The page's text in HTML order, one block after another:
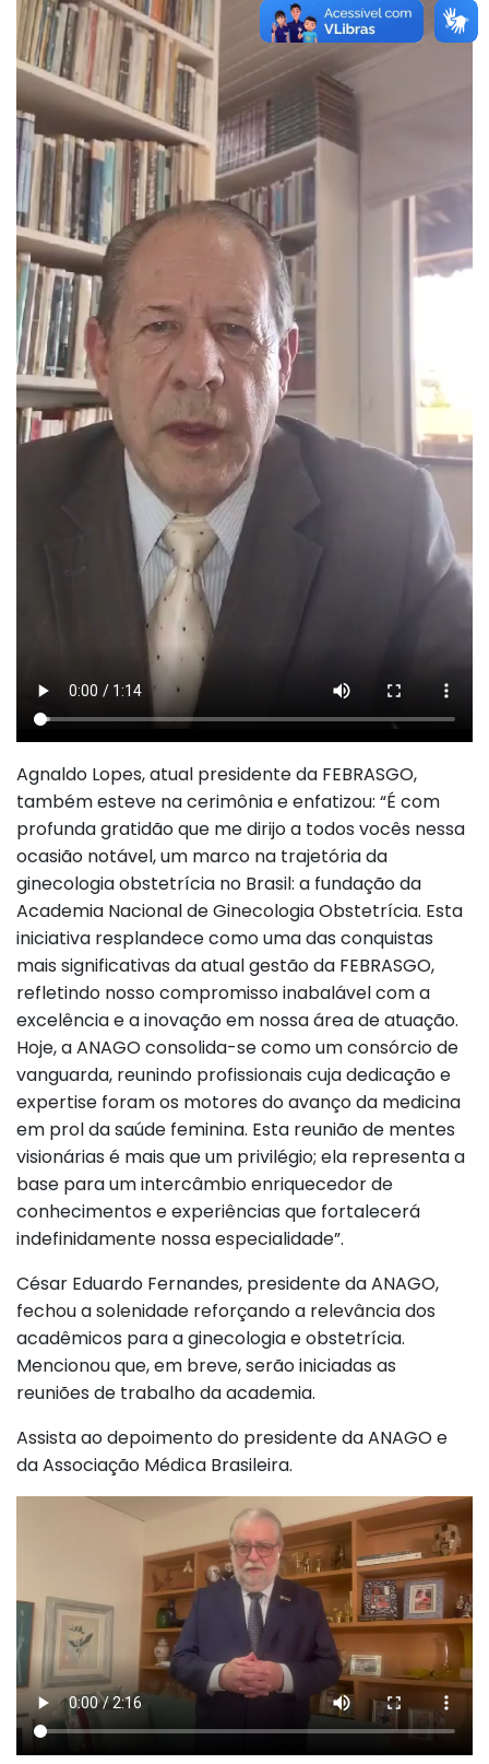
Agnaldo Lopes, atual presidente da FEBRASGO,
também esteve na cerimônia e enfatizou: “É com
profunda gratidão que me dirijo a todos vocês nessa
ocasião notável, um marco na trajetória da
ginecologia obstetrícia no Brasil: a fundação da
Academia Nacional de Ginecologia Obstetrícia. Esta
iniciativa resplandece como uma das conquistas
mais significativas da atual gestão da FEBRASGO,
refletindo nosso compromisso inabalável com a
excelência e a inovação em nossa área de atuação.
Hoje, a ANAGO consolida-se como um consórcio de
vanguarda, reunindo profissionais cuja dedicação e
expertise foram os motores do avanço da medicina
em prol da saúde feminina. Esta reunião de mentes
visionárias é mais que um privilégio; ela representa a
base para um intercâmbio enriquecedor de
conhecimentos e experiências que fortalecerá
indefinidamente nossa especialidade”.
César Eduardo Fernandes, presidente da ANAGO,
fechou a solenidade reforçando a relevância dos
acadêmicos para a ginecologia e obstetrícia.
Mencionou que, em breve, serão iniciadas as
reuniões de trabalho da academia.
Assista ao depoimento do presidente da ANAGO e
da Associação Médica Brasileira.